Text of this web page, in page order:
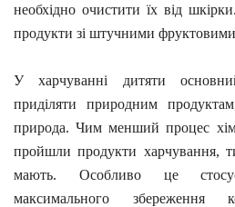
необхідно очистити їх від
продукти зі штучними
У харчуванні дитяти
приділяти природним
природа. Чим менший процес
пройшли продукти харчування,
мають. Особливо це
максимального збереження